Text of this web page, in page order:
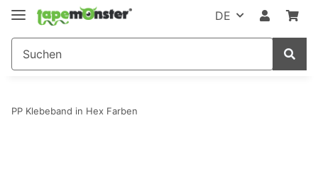
DE
PP Klebeband in Hex Farben